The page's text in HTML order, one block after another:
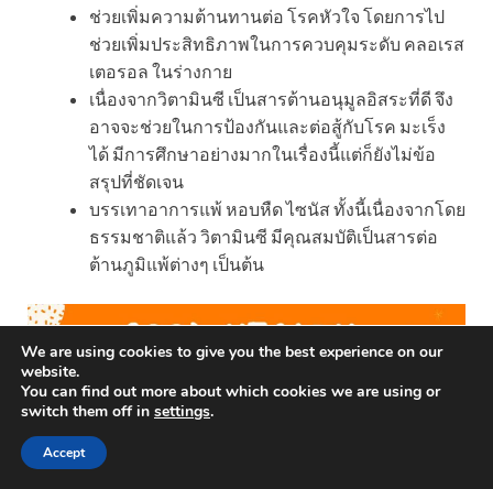
ช่วยเพิ่มความต้านทานต่อ โรคหัวใจ โดยการไป
ช่วยเพิ่มประสิทธิภาพในการควบคุมระดับ คลอเรส
เตอรอล ในร่างกาย
เนื่องจากวิตามินซี เป็นสารต้านอนุมูลอิสระที่ดี จึง
อาจจะช่วยในการป้องกันและต่อสู้กับโรค มะเร็ง
ได้ มีการศึกษาอย่างมากในเรื่องนี้แต่ก็ยังไม่ข้อ
สรุปที่ชัดเจน
บรรเทาอาการแพ้ หอบหืด ไซนัส ทั้งนี้เนื่องจากโดย
ธรรมชาติแล้ว วิตามินซี มีคุณสมบัติเป็นสารต่อ
ต้านภูมิแพ้ต่างๆ เป็นต้น
กลับหน้าหลัก:
We are using cookies to give you the best experience on our
website.
You can find out more about which cookies we are using or
switch them off in settings.
Accept